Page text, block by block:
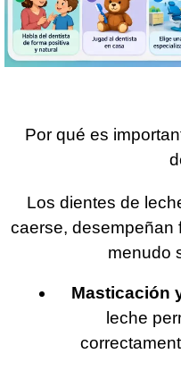
Por qué es
Los dientes de
caerse, desempeñan
menudo
Masticación
leche